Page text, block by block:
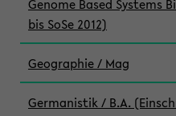
Genome Based Systems
bis SoSe 2012)
Geographie / Mag
Germanistik / B.A.